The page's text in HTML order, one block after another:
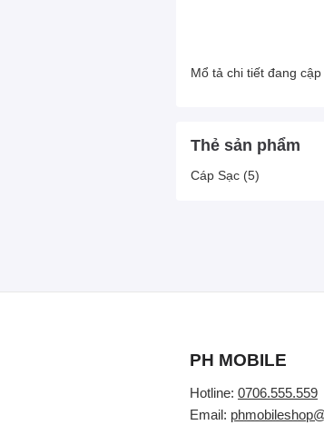
Mổ tả chi tiết đang cập
Thẻ sản phẩm
Cáp Sạc (5)
PH MOBILE
Hotline: 0706.555.559
Email: